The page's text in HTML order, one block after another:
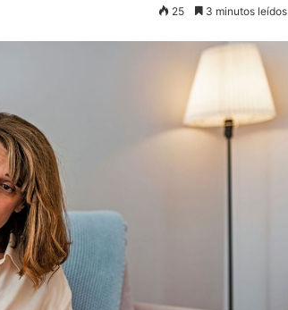
25 3 minutos leídos